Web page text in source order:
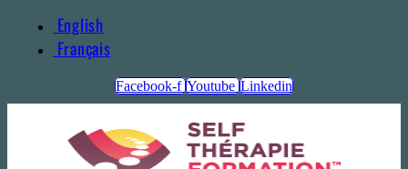
English
Français
Facebook-f Youtube Linkedin